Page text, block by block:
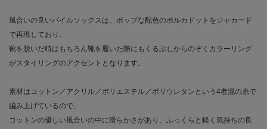
風合いの良いパイルソックスは、ポップな配色のポルカドットをジャカード
で再現しており、
靴を脱いだ時はもちろん靴を履いた際にもくるぶしからのぞくカラーリング
がスタイリングのアクセントとなります。
素材はコットン／アクリル／ポリエステル／ポリウレタンという4者混の糸で
編み上げているので、
コットンの優しい風合いの中に滑らかさがあり、ふっくらと軽く気持ちの良